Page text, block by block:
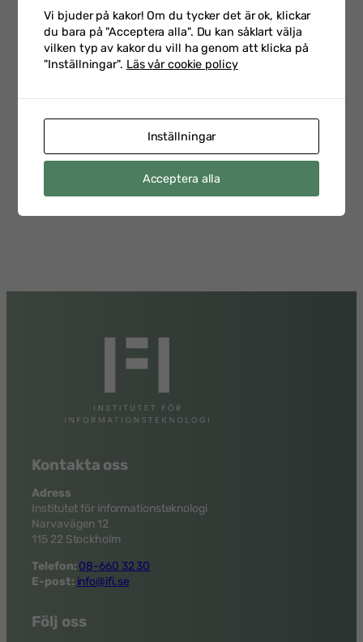
Talarintervju inför Hot &
Säkerhet 2026 med Petra
Klein som är CSO på
Swedbank
2026-
02-23
Talarintervju inför
Personalsäkerhetsdagen
med Emelie Staaf Karifjord
Head of Security Vetting &
Support på Saab
2026-
Kontakta oss
Adress
Institutet för informationsteknologi
Narvavägen 12
115 22 Stockholm
Telefon: 08-660 32 30
E-post: info@ifi.se
Följ oss
Vi bjuder på kakor! Om du tycker det är ok, klickar
du bara på "Acceptera alla". Du kan såklart välja
vilken typ av kakor du vill ha genom att klicka på
"Inställningar". Läs vår cookie policy
Inställningar
Acceptera alla